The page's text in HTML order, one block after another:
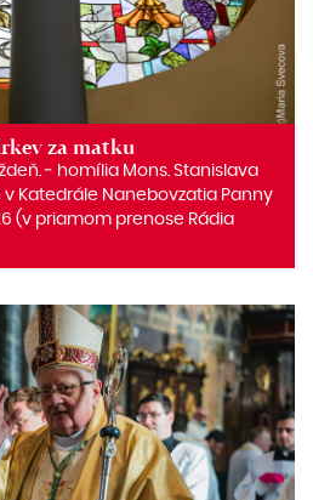
za matku
‒ homília Mons. Stanislava
v Katedrále Nanebovzatia Panny
(v priamom prenose Rádia